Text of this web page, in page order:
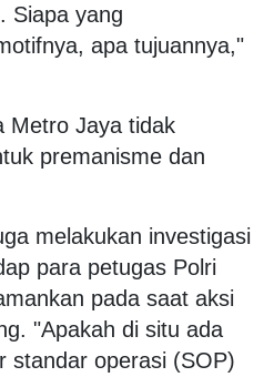
Siapa yang
apa tujuannya,"
Metro Jaya tidak
premanisme dan
melakukan investigasi
para petugas Polri
pada saat aksi
"Apakah di situ ada
standar operasi (SOP)